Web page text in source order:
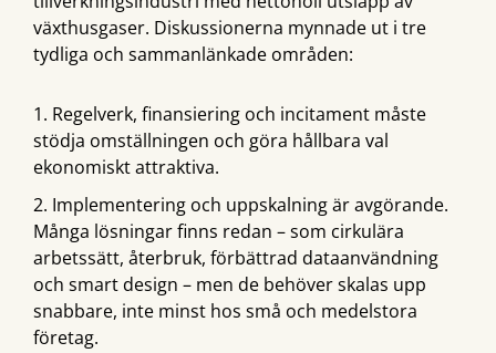
växthusgaser. Diskussionerna mynnade ut i tre
tydliga och sammanlänkade områden:
Regelverk, finansiering och incitament måste
stödja omställningen och göra hållbara val
ekonomiskt attraktiva.
Implementering och uppskalning är avgörande.
Många lösningar finns redan – som cirkulära
arbetssätt, återbruk, förbättrad dataanvändning
och smart design – men de behöver skalas upp
snabbare, inte minst hos små och medelstora
företag.